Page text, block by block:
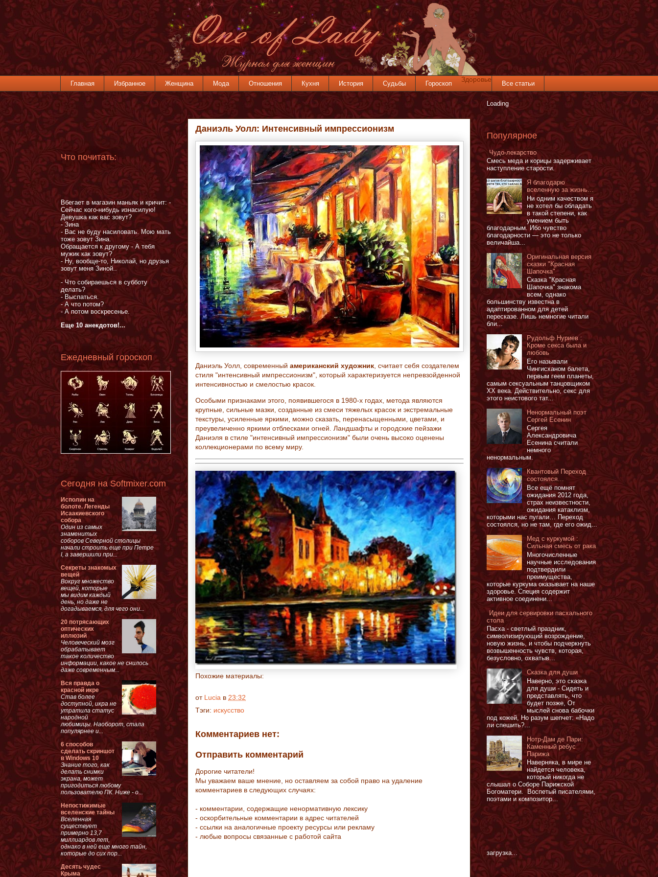
Главная Избранное Женщина Мода Отношения Кухня История Судьбы Гороскоп
Здоровье
Все статьи
Даниэль Уолл: Интенсивный импрессионизм
Даниэль Уолл, современный американский художник, считает себя создателем
стиля "интенсивный импрессионизм", который характеризуется непревзойденной
интенсивностью и смелостью красок.
Особыми признаками этого, появившегося в 1980-х годах, метода являются
крупные, сильные мазки, созданные из смеси тяжелых красок и экстремальные
текстуры, усиленные яркими, можно сказать, перенасыщенными, цветами, и
преувеличенно яркими отблесками огней. Ландшафты и городские пейзажи
Даниэля в стиле "интенсивный импрессионизм" были очень высоко оценены
коллекционерами по всему миру.
Похожие материалы:
от Lucia в 23:32
Тэги: искусство
Комментариев нет:
Отправить комментарий
Дорогие читатели!
Мы уважаем ваше мнение, но оставляем за собой право на удаление
комментариев в следующих случаях:
- комментарии, содержащие ненормативную лексику
- оскорбительные комментарии в адрес читателей
- ссылки на аналогичные проекту ресурсы или рекламу
- любые вопросы связанные с работой сайта
Что почитать:
Вбегает в магазин маньяк и кричит: -
Сейчас кого-нибудь изнасилую!
Девушка как вас зовут?
- Зина
- Вас не буду насиловать. Мою мать
тоже зовут Зина.
Обращается к другому - А тебя
мужик как зовут?
- Ну, вообще-то, Николай, но друзья
зовут меня Зиной..
- Что собираешься в субботу
делать?
- Выспаться.
- А что потом?
- А потом воскресенье.
Еще 10 анекдотов!...
Ежедневный гороскоп
Сегодня на Softmixer.com
Исполин на
болоте. Легенды
Исаакиевского
собора
Один из самых
знаменитых
соборов Северной столицы
начали строить еще при Петре
I, а завершили при...
Секреты знакомых
вещей
Вокруг множество
вещей, которые
мы видим каждый
день, но даже не
догадываемся, для чего они...
20 потрясающих
оптических
иллюзий
Человеческий мозг
обрабатывает
такое количество
информации, какое не снилось
даже современным...
Вся правда о
красной икре
Став более
доступной, икра не
утратила статус
народной
любимицы. Наоборот, стала
популярнее и...
6 способов
сделать скриншот
в Windows 10
Знание того, как
делать снимки
экрана, может
пригодиться любому
пользователю ПК. Ниже - о...
Непостижимые
вселенские тайны
Вселенная
существует
примерно 13,7
миллиардов лет,
однако в ней еще много тайн,
которые до сих пор...
Десять чудес
Крыма
Loading
Популярное
Чудо-лекарство
Смесь меда и корицы задерживает
наступление старости.
Я благодарю
вселенную за жизнь…
Ни одним качеством я
не хотел бы обладать
в такой степени, как
умением быть
благодарным. Ибо чувство
благодарности — это не только
величайша...
Оригинальная версия
сказки "Красная
Шапочка"
Сказка "Красная
Шапочка" знакома
всем, однако
большинству известна в
адаптированном для детей
пересказе. Лишь немногие читали
бли...
Рудольф Нуриев :
Кроме секса была и
любовь
Его называли
Чингисханом балета,
первым геем планеты,
самым сексуальным танцовщиком
XX века. Действительно, секс для
этого неистового тат...
Ненормальный поэт
Сергей Есенин
Сергея
Александровича
Есенина считали
немного
ненормальным.
Квантовый Переход
состоялся…
Все ещё помнят
ожидания 2012 года,
страх неизвестности,
ожидания катаклизм,
которыми нас пугали… Переход
состоялся, но не там, где его ожид...
Мед с куркумой :
Сильная смесь от рака
Многочисленные
научные исследования
подтвердили
преимущества,
которые куркума оказывает на наше
здоровье. Специя содержит
активное соединени...
Идеи для сервировки пасхального
стола
Пасха - светлый праздник,
символизирующий возрождение,
новую жизнь, и чтобы подчеркнуть
возвышенность чувств, которая,
безусловно, охватыв...
Сказка для души
Наверно, это сказка
для души - Сидеть и
представлять, что
будет позже, От
мыслей снова бабочки
под кожей, Но разум шепчет: «Надо
ли спешить?...
Нотр-Дам де Пари:
Каменный ребус
Парижа
Наверняка, в мире не
найдется человека,
который никогда не
слышал о Соборе Парижской
Богоматери. Воспетый писателями,
поэтами и композитор...
загрузка...